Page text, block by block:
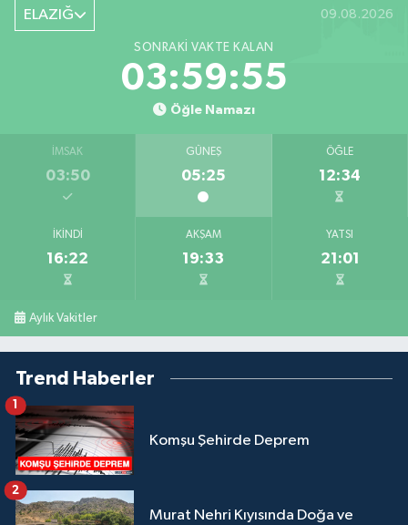
ELAZIĞ 09.08.2026
SONRAKI VAKTE KALAN
03:59:54
Öğle Namazı
İMSAK
03:50
GÜNEŞ
05:25
ÖĞLE
12:34
İKINDI
16:22
AKŞAM
19:33
YATSI
21:01
Aylık Vakitler
Trend Haberler
Komşu Şehirde Deprem
1
Murat Nehri Kıyısında Doğa ve
2